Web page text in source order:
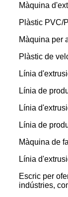
Màquina
Plàstic PVC/
Màquina per
Plàstic de
Línia
Línia de
Línia
Línia de
Màquina de
Línia
Escric per
indústries,